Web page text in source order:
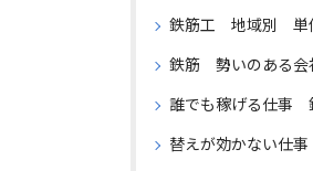
鉄筋工 地域別 単
鉄筋 勢いのある会
誰でも稼げる仕事
替えが効かない仕事